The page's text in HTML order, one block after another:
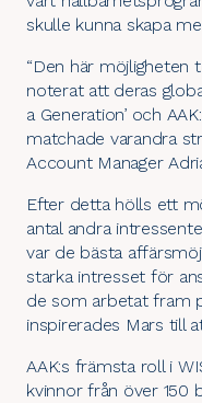
skulle kunna skapa
“Den här
noterat att deras
a Generation’ och
matchade varandra
Account Manager
Efter detta hölls ett
antal andra
var de bästa
starka intresset för
de som arbetat fram
inspirerades Mars till
AAK:s främsta roll i
kvinnor från över 150